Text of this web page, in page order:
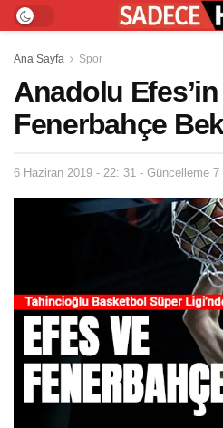
Ana Sayfa Spor
Anadolu
Fenerbahçe
6 Haziran 2019 - 22: 31 - Güncelleme